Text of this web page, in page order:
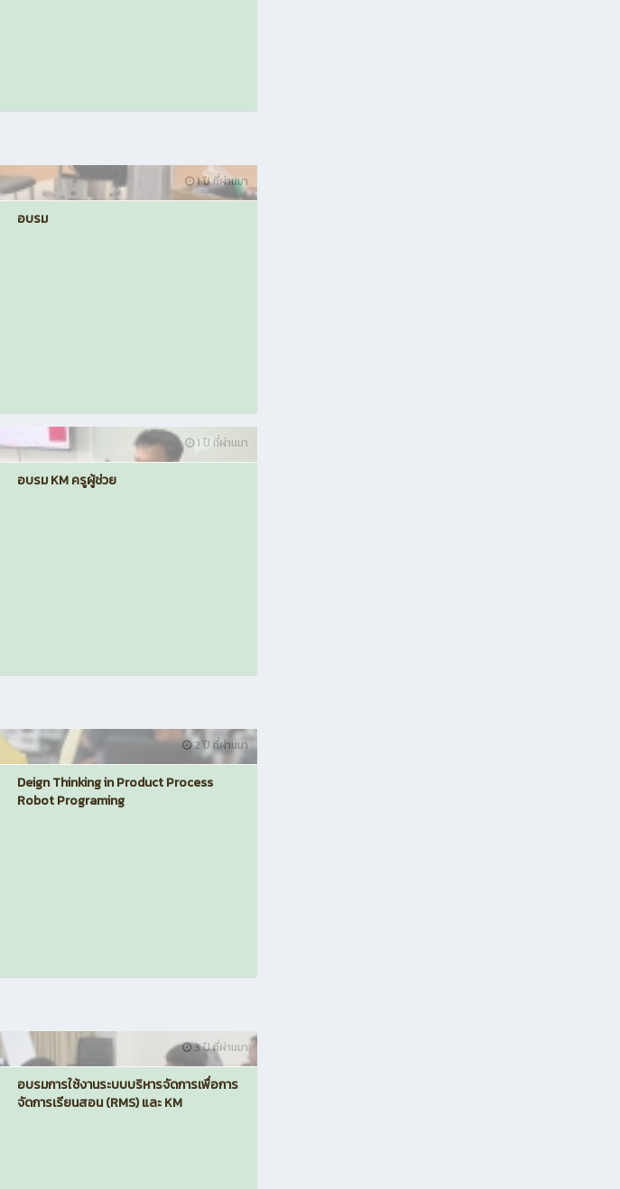
1 ปี ที่ผ่านมา
อบรม
1 ปี ที่ผ่านมา
อบรม KM ครูผู้ช่วย
2 ปี ที่ผ่านมา
Deign Thinking in Product Process
Robot Programing
3 ปี ที่ผ่านมา
อบรมการใช้งานระบบบริหารจัดการเพื่อการ
จัดการเรียนสอน (RMS) และ KM